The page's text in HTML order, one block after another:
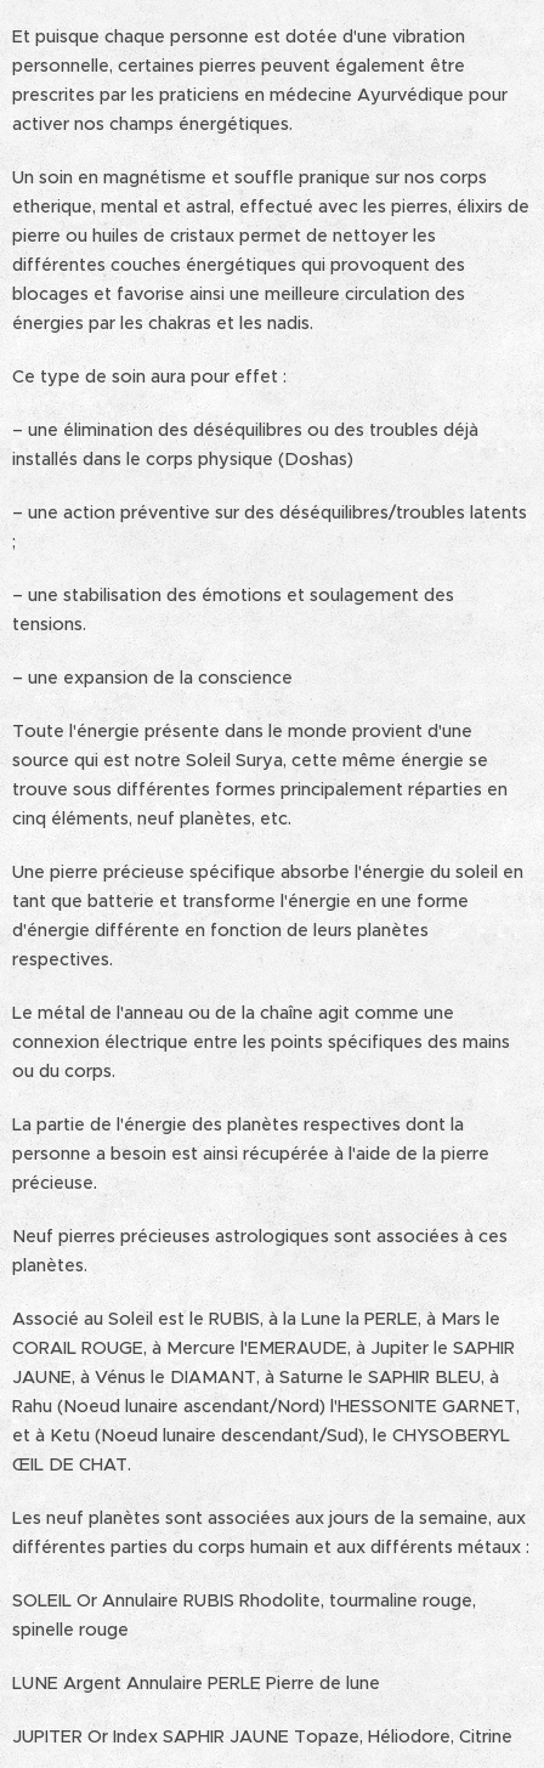
Et puisque chaque personne est dotée d'une vibration
personnelle, certaines pierres peuvent également être
prescrites par les praticiens en médecine Ayurvédique pour
activer nos champs énergétiques.
Un soin en magnétisme et souffle pranique sur nos corps
etherique, mental et astral, effectué avec les pierres, élixirs de
pierre ou huiles de cristaux permet de nettoyer les
différentes couches énergétiques qui provoquent des
blocages et favorise ainsi une meilleure circulation des
énergies par les chakras et les nadis.
Ce type de soin aura pour effet :
– une élimination des déséquilibres ou des troubles déjà
installés dans le corps physique (Doshas)
– une action préventive sur des déséquilibres/troubles latents
;
– une stabilisation des émotions et soulagement des
tensions.
– une expansion de la conscience
Toute l'énergie présente dans le monde provient d'une
source qui est notre Soleil Surya, cette même énergie se
trouve sous différentes formes principalement réparties en
cinq éléments, neuf planètes, etc.
Une pierre précieuse spécifique absorbe l'énergie du soleil en
tant que batterie et transforme l'énergie en une forme
d'énergie différente en fonction de leurs planètes
respectives.
Le métal de l'anneau ou de la chaîne agit comme une
connexion électrique entre les points spécifiques des mains
ou du corps.
La partie de l'énergie des planètes respectives dont la
personne a besoin est ainsi récupérée à l'aide de la pierre
précieuse.
Neuf pierres précieuses astrologiques sont associées à ces
planètes.
Associé au Soleil est le RUBIS, à la Lune la PERLE, à Mars le
CORAIL ROUGE, à Mercure l'EMERAUDE, à Jupiter le SAPHIR
JAUNE, à Vénus le DIAMANT, à Saturne le SAPHIR BLEU, à
Rahu (Noeud lunaire ascendant/Nord) l'HESSONITE GARNET,
et à Ketu (Noeud lunaire descendant/Sud), le CHYSOBERYL
ŒIL DE CHAT.
Les neuf planètes sont associées aux jours de la semaine, aux
différentes parties du corps humain et aux différents métaux :
SOLEIL Or Annulaire RUBIS Rhodolite, tourmaline rouge,
spinelle rouge
LUNE Argent Annulaire PERLE Pierre de lune
JUPITER Or Index SAPHIR JAUNE Topaze, Héliodore, Citrine